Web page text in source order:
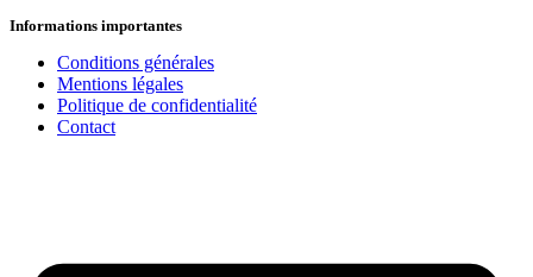
Informations importantes
Conditions générales
Mentions légales
Politique de confidentialité
Contact